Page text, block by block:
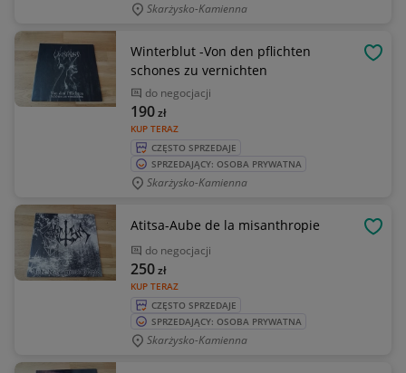
Skarżysko-Kamienna
Winterblut -Von den pflichten
schones zu vernichten
do negocjacji
KUP TERAZ
190zł
CZĘSTO SPRZEDAJE
SPRZEDAJĄCY: OSOBA PRYWATNA
Skarżysko-Kamienna
Atitsa-Aube de la misanthropie
do negocjacji
KUP TERAZ
250zł
CZĘSTO SPRZEDAJE
SPRZEDAJĄCY: OSOBA PRYWATNA
Skarżysko-Kamienna